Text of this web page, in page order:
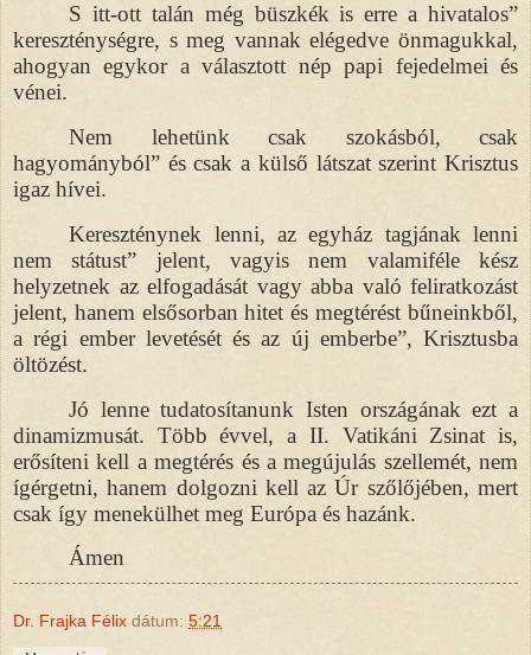
S itt-ott talán még büszkék is erre a hivatalos”
kereszténységre, s meg vannak elégedve önmagukkal,
ahogyan egykor a választott nép papi fejedelmei és
vénei.
Nem lehetünk csak szokásból, csak
hagyományból” és csak a külső látszat szerint Krisztus
igaz hívei.
Kereszténynek lenni, az egyház tagjának lenni
nem státust” jelent, vagyis nem valamiféle kész
helyzetnek az elfogadását vagy abba való feliratkozást
jelent, hanem elsősorban hitet és megtérést bűneinkből,
a régi ember levetését és az új emberbe”, Krisztusba
öltözést.
Jó lenne tudatosítanunk Isten országának ezt a
dinamizmusát. Több évvel, a II. Vatikáni Zsinat is,
erősíteni kell a megtérés és a megújulás szellemét, nem
ígérgetni, hanem dolgozni kell az Úr szőlőjében, mert
csak így menekülhet meg Európa és hazánk.
Ámen
Dr. Frajka Félix dátum: 5:21